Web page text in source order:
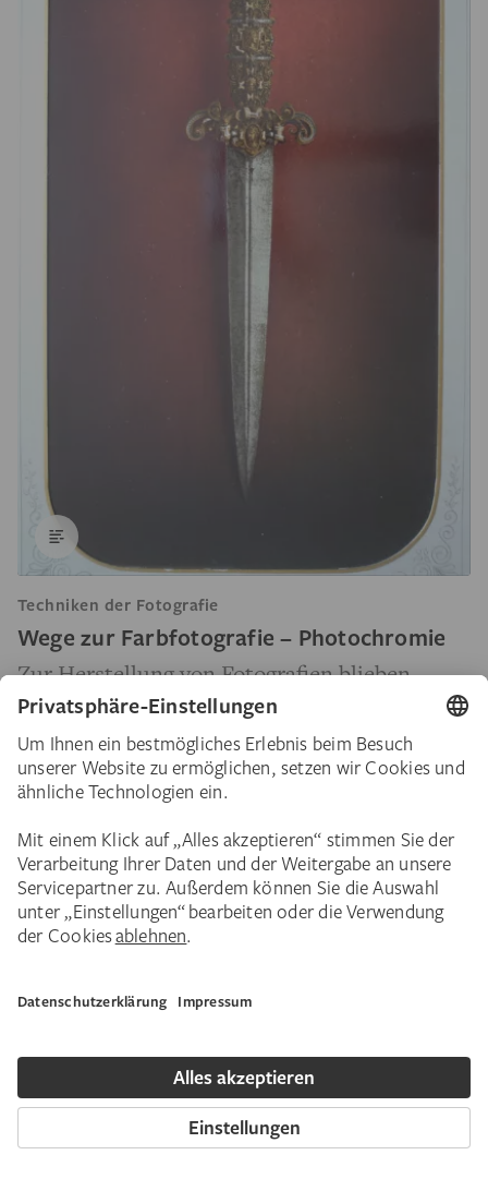
Techniken der Fotografie
Wege zur Farbfotografie – Photochromie
Zur Herstellung von Fotografien blieben
aufwändige Edeldruckverfahren, wie der
Name vermuten lässt, einem recht kleinen
Kreise von Kennern und Liebhabern
vorbehalten. Um die Fotografie als Medium
dennoch für Amateure attraktiver zu
machen, wurde im letzten Drittel des 19.
Jahrhunderts verstärkt nach neuen
Möglichkeiten dieses Mediums geforscht. Ein
bringen. Auf dem Weg zur Farbfotografie
stellen wir Euch im nun folgenden sechsten
Teil unserer Reihe „Techniken der Fotografie“
das Verfahren der Photochromie vor, einem
Bindeglied zwischen dem Farbdruck und der
Farbfotografie.